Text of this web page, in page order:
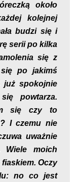
około
kolejnej
budzi się i
serii po kilka
się z
po jakimś
już spokojnie
powtarza.
się czy to
I czemu nie
uważnie
Wiele moich
Oczy
no co jest